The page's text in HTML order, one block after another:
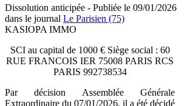
Dissolution anticipée - Publiée le 09/01/2026
dans le journal Le Parisien (75)
KASIOPA IMMO
SCI au capital de 1000 € Siège social : 60
RUE FRANCOIS IER 75008 PARIS RCS
PARIS 992738534
Par décision Assemblée Générale
Extraordinaire du 07/01/2026, il a été décidé